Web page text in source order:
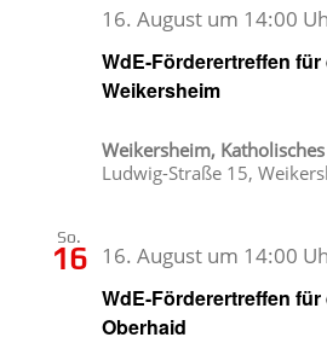
WdE-Förderertreffen für
Weikersheim
16. August um 14:00
Weikersheim,
Ludwig-Straße 15,
So.
16
WdE-Förderertreffen für
Oberhaid
16. August um 14:00